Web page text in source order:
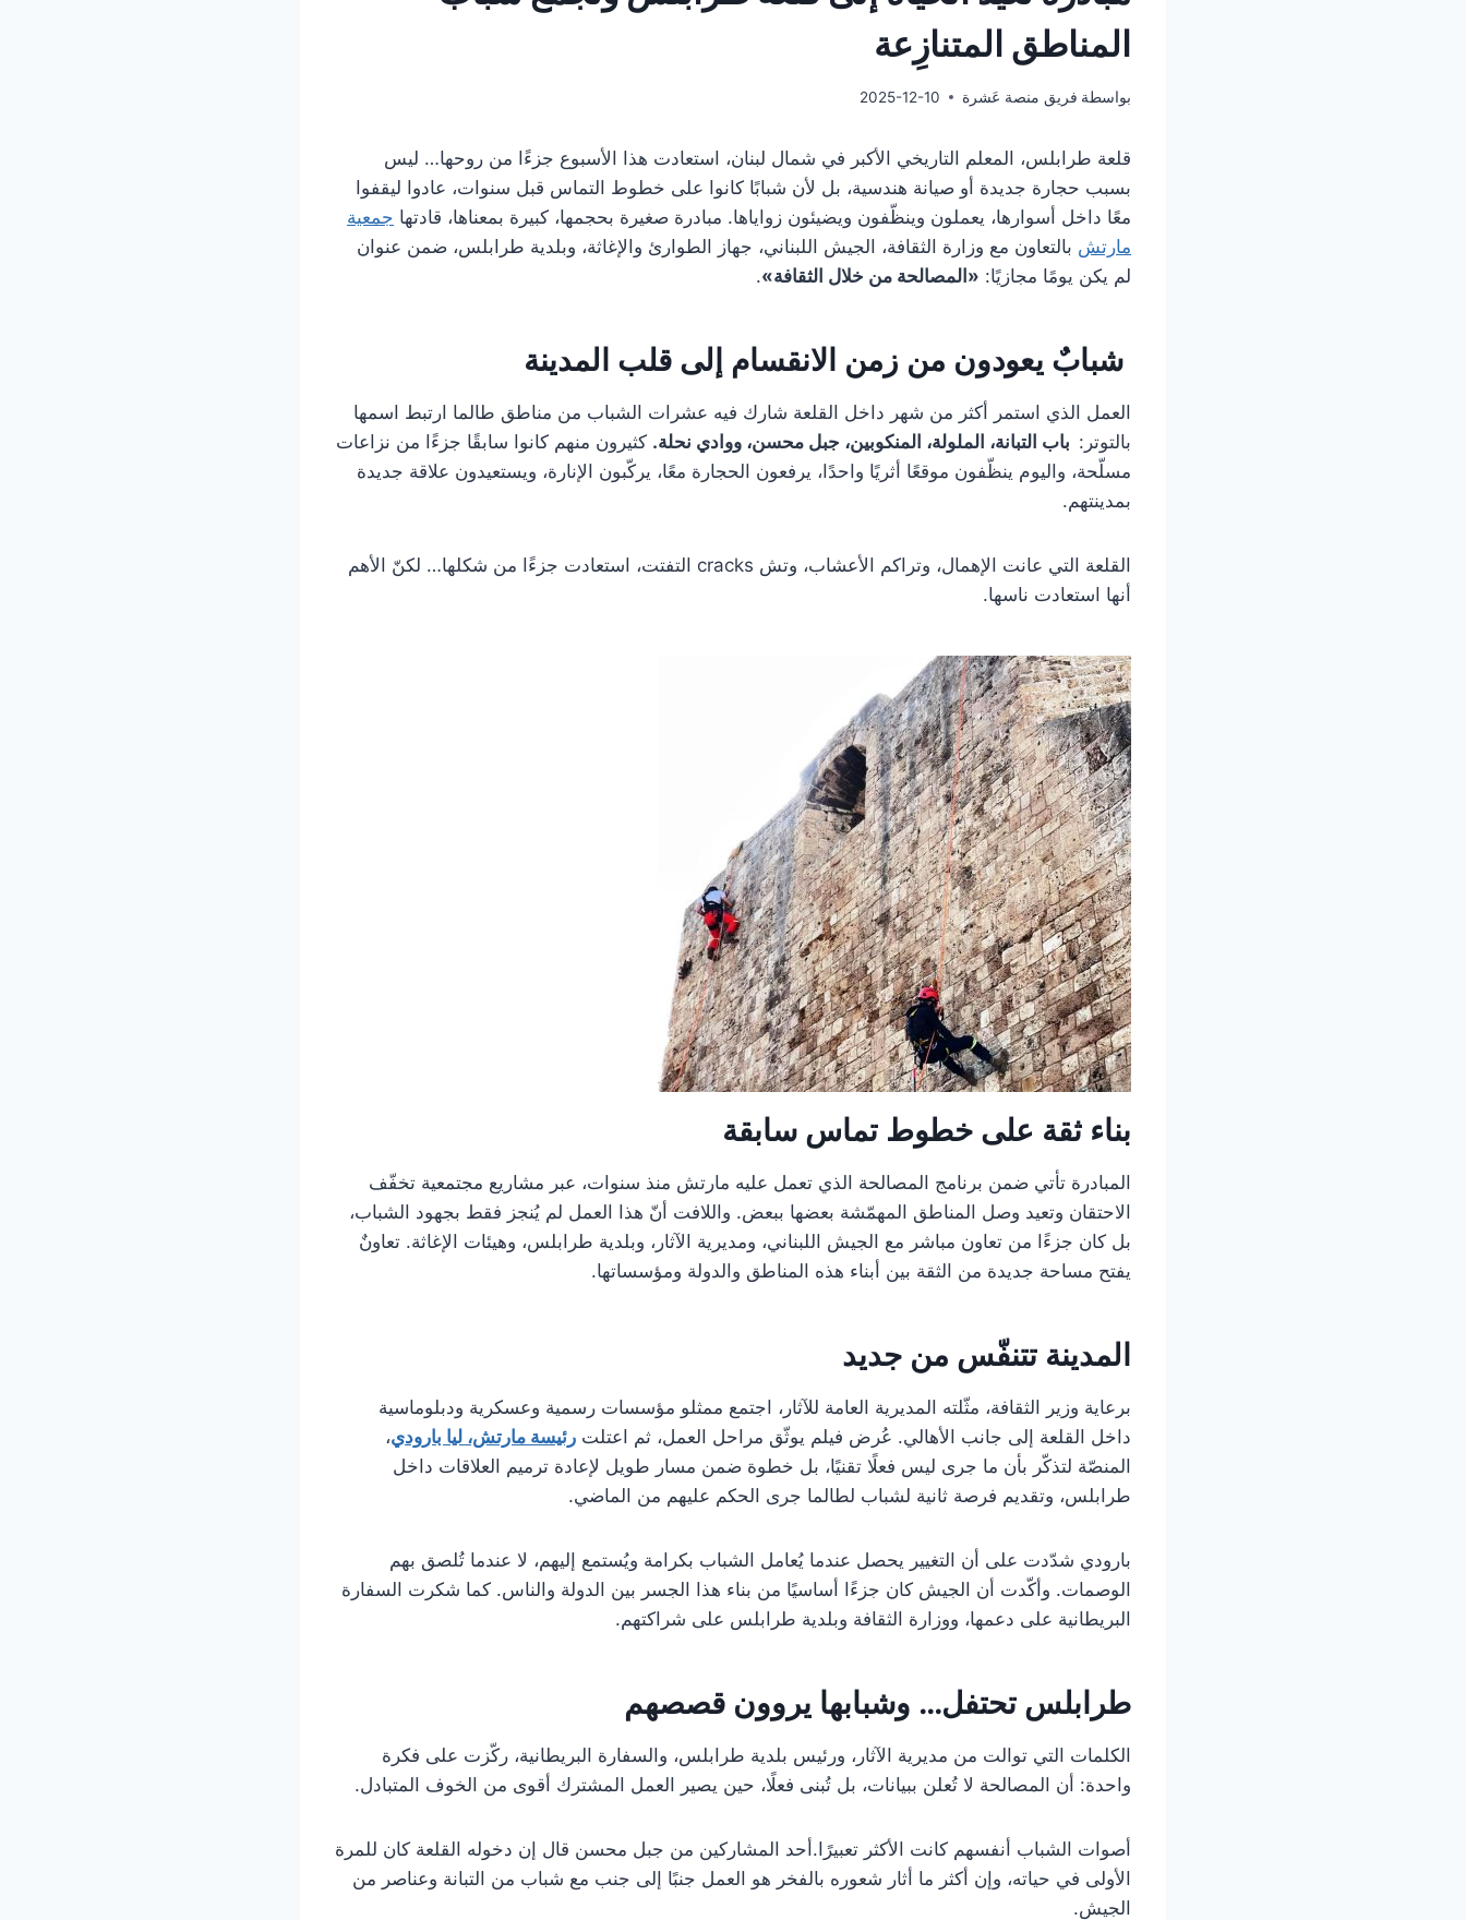
المناطق المتنازِعة
بواسطة فريق منصة عَشرة 2025-12-10
قلعة طرابلس، المعلم التاريخي الأكبر في شمال لبنان، استعادت هذا الأسبوع جزءًا من روحها… ليس
بسبب حجارة جديدة أو صيانة هندسية، بل لأن شبابًا كانوا على خطوط التماس قبل سنوات، عادوا ليقفوا
معًا داخل أسوارها، يعملون وينظّفون ويضيئون زواياها. مبادرة صغيرة بحجمها، كبيرة بمعناها، قادتها جمعية
مارتش بالتعاون مع وزارة الثقافة، الجيش اللبناني، جهاز الطوارئ والإغاثة، وبلدية طرابلس، ضمن عنوان
لم يكن يومًا مجازيًا: «المصالحة من خلال الثقافة».
شبابٌ يعودون من زمن الانقسام إلى قلب المدينة
العمل الذي استمر أكثر من شهر داخل القلعة شارك فيه عشرات الشباب من مناطق طالما ارتبط اسمها
بالتوتر: باب التبانة، الملولة، المنكوبين، جبل محسن، ووادي نحلة. كثيرون منهم كانوا سابقًا جزءًا من نزاعات
مسلّحة، واليوم ينظّفون موقعًا أثريًا واحدًا، يرفعون الحجارة معًا، يركّبون الإنارة، ويستعيدون علاقة جديدة
بمدينتهم.
القلعة التي عانت الإهمال، وتراكم الأعشاب، وتش cracks التفتت، استعادت جزءًا من شكلها… لكنّ الأهم
أنها استعادت ناسها.
بناء ثقة على خطوط تماس سابقة
المبادرة تأتي ضمن برنامج المصالحة الذي تعمل عليه مارتش منذ سنوات، عبر مشاريع مجتمعية تخفّف
الاحتقان وتعيد وصل المناطق المهمّشة بعضها ببعض. واللافت أنّ هذا العمل لم يُنجز فقط بجهود الشباب،
بل كان جزءًا من تعاون مباشر مع الجيش اللبناني، ومديرية الآثار، وبلدية طرابلس، وهيئات الإغاثة. تعاونٌ
يفتح مساحة جديدة من الثقة بين أبناء هذه المناطق والدولة ومؤسساتها.
المدينة تتنفّس من جديد
برعاية وزير الثقافة، مثّلته المديرية العامة للآثار، اجتمع ممثلو مؤسسات رسمية وعسكرية ودبلوماسية
داخل القلعة إلى جانب الأهالي. عُرض فيلم يوثّق مراحل العمل، ثم اعتلت رئيسة مارتش، ليا بارودي،
المنصّة لتذكّر بأن ما جرى ليس فعلًا تقنيًا، بل خطوة ضمن مسار طويل لإعادة ترميم العلاقات داخل
طرابلس، وتقديم فرصة ثانية لشباب لطالما جرى الحكم عليهم من الماضي.
بارودي شدّدت على أن التغيير يحصل عندما يُعامل الشباب بكرامة ويُستمع إليهم، لا عندما تُلصق بهم
الوصمات. وأكّدت أن الجيش كان جزءًا أساسيًا من بناء هذا الجسر بين الدولة والناس. كما شكرت السفارة
البريطانية على دعمها، ووزارة الثقافة وبلدية طرابلس على شراكتهم.
طرابلس تحتفل… وشبابها يروون قصصهم
الكلمات التي توالت من مديرية الآثار، ورئيس بلدية طرابلس، والسفارة البريطانية، ركّزت على فكرة
واحدة: أن المصالحة لا تُعلن ببيانات، بل تُبنى فعلًا، حين يصير العمل المشترك أقوى من الخوف المتبادل.
أصوات الشباب أنفسهم كانت الأكثر تعبيرًا.أحد المشاركين من جبل محسن قال إن دخوله القلعة كان للمرة
الأولى في حياته، وإن أكثر ما أثار شعوره بالفخر هو العمل جنبًا إلى جنب مع شباب من التبانة وعناصر من
الجيش.